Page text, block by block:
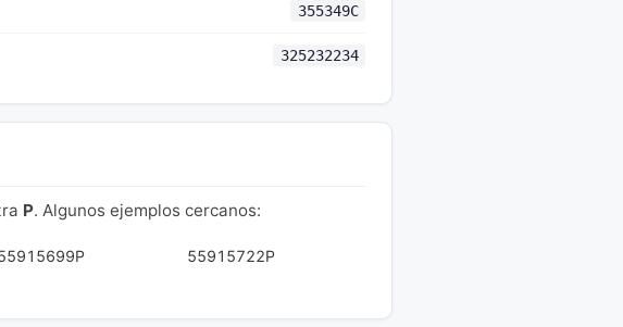
355349C
325232234
P. Algunos ejemplos cercanos:
55915722P